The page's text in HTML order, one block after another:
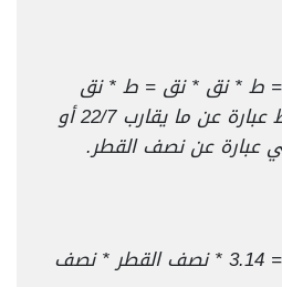
= ط * نق * نق = ط * نق
تربيع، حيث أن ط عبارة عن ما يقارب 22/7 أو
مساحة الدائرة = 3.14 * نصف القطر * نصف